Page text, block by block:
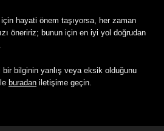
hayati önem taşıyorsa, her zaman
öneririz; bunun için en iyi yol doğrudan
bilginin yanlış veya eksik olduğunu
buradan iletişime geçin.